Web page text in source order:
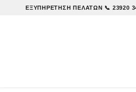
ΕΞΥΠΗΡΈΤΗΣΗ ΠΕΛΑΤΏΝ 📞 23920